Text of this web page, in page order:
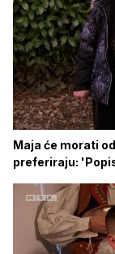
Maja će morati
preferiraju: